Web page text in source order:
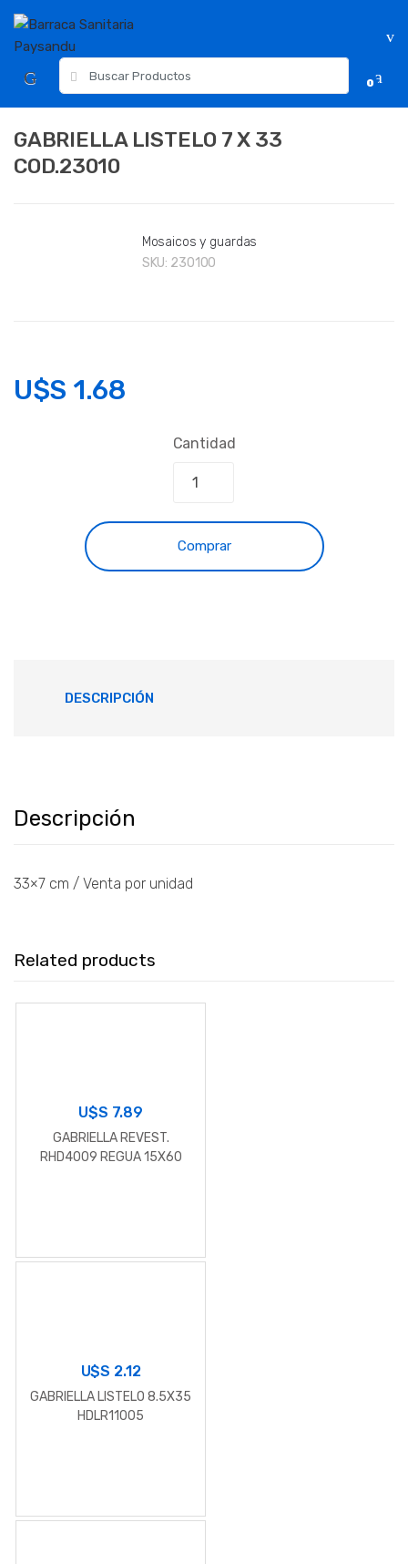
Skip
navigation
Skip
content
para:
0
GABRIELLA LISTELO 7 X 33
COD.23010
Mosaicos y guardas
SKU: 230100
U$S 1.68
Cantidad
Comprar
DESCRIPCIÓN
Descripción
33×7 cm / Venta por unidad
Related products
U$S 7.89
GABRIELLA REVEST.
RHD4009 REGUA 15X60
U$S 2.12
GABRIELLA LISTELO 8.5X35
HDLR11005